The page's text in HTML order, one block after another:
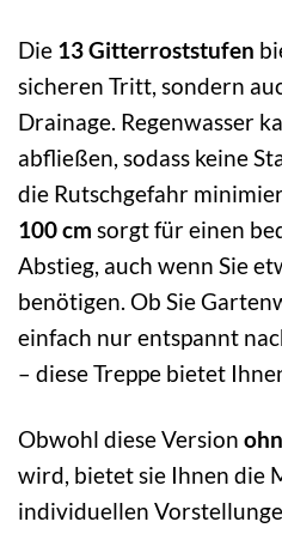
Die 13 Gitterroststufen
sicheren Tritt, sondern
Drainage. Regenwasser
abfließen, sodass keine
die Rutschgefahr
100 cm sorgt für einen
Abstieg, auch wenn Sie
benötigen. Ob Sie
einfach nur entspannt
– diese Treppe bietet
Obwohl diese Version
wird, bietet sie Ihnen die
individuellen